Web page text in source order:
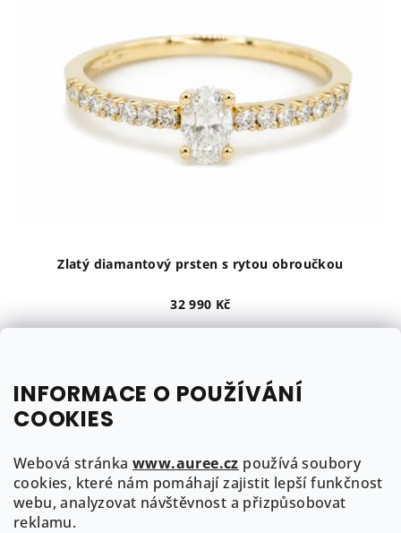
INFORMACE O POUŽÍVÁNÍ
COOKIES
Webová stránka www.auree.cz používá soubory
cookies, které nám pomáhají zajistit lepší funkčnost
webu, analyzovat návštěvnost a přizpůsobovat
reklamu.
Zlatý diamantový prsten s rytou obroučkou
32 990 Kč
O
v
1 položek celkem